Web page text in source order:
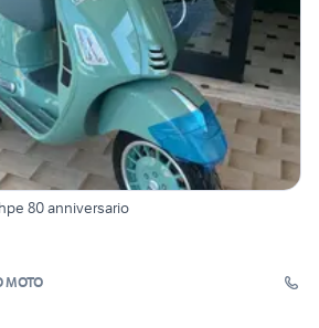
80 anniversario
MOTO